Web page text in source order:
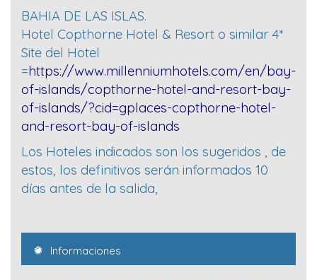
BAHIA DE LAS ISLAS.
Hotel Copthorne Hotel & Resort o similar 4*
Site del Hotel
=https://www.millenniumhotels.com/en/bay-
of-islands/copthorne-hotel-and-resort-bay-
of-islands/?cid=gplaces-copthorne-hotel-
and-resort-bay-of-islands
Los Hoteles indicados son los sugeridos , de
estos, los definitivos serán informados 10
días antes de la salida,
Informaciones